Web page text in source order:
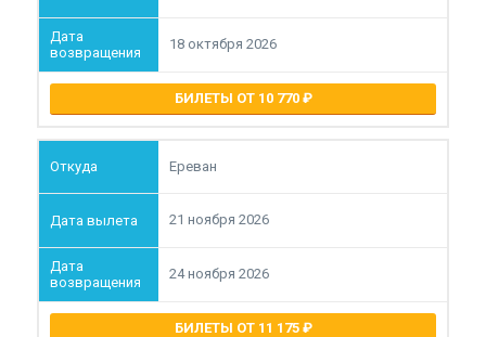
18 октября 2026
БИЛЕТЫ ОТ 10 770
Ереван
21 ноября 2026
24 ноября 2026
БИЛЕТЫ ОТ 11 175